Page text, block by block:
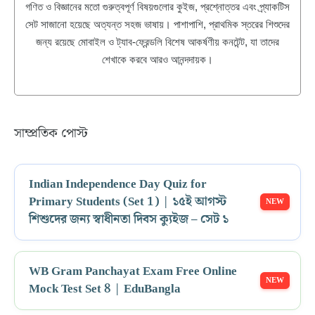
গণিত ও বিজ্ঞানের মতো গুরুত্বপূর্ণ বিষয়গুলোর কুইজ, প্রশ্নোত্তর এবং প্র্যাকটিস
সেট সাজানো হয়েছে অত্যন্ত সহজ ভাষায়। পাশাপাশি, প্রাথমিক স্তরের শিশুদের
জন্য রয়েছে মোবাইল ও ট্যাব-ফ্রেন্ডলি বিশেষ আকর্ষণীয় কনটেন্ট, যা তাদের
শেখাকে করবে আরও আনন্দদায়ক।
সাম্প্রতিক পোস্ট
Indian Independence Day Quiz for
Primary Students (Set 1) | ১৫ই আগস্ট
শিশুদের জন্য স্বাধীনতা দিবস ক্যুইজ – সেট ১
WB Gram Panchayat Exam Free Online
Mock Test Set 8 | EduBangla